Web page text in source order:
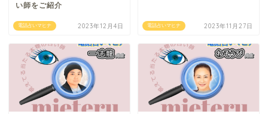
電話占いマヒナ
い師をご紹介
2023年12月4日 電話占いマヒナ 2023年11月27日